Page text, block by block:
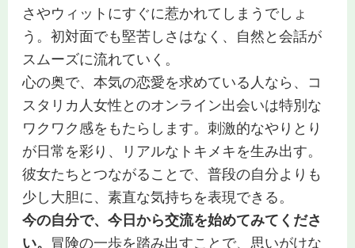
さやウィットにすぐに惹かれてしまうでしょ
う。初対面でも堅苦しさはなく、自然と会話が
スムーズに流れていく。
心の奥で、本気の恋愛を求めている人なら、コ
スタリカ人女性とのオンライン出会いは特別な
ワクワク感をもたらします。刺激的なやりとり
が日常を彩り、リアルなトキメキを生み出す。
彼女たちとつながることで、普段の自分よりも
少し大胆に、素直な気持ちを表現できる。
今の自分で、今日から交流を始めてみてくださ
い。 冒険の一歩を踏み出すことで、思いがけな